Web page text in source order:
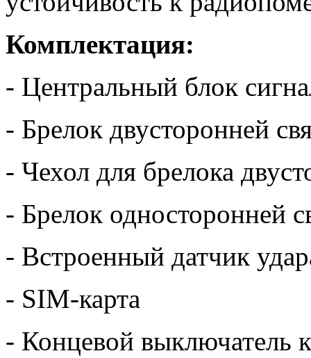
Комплектация:
- Центральный блок
- Брелок двусторонней
- Чехол для брелока
- Брелок односторонней
- Встроенный датчик
- SIM-карта
- Концевой выключатель